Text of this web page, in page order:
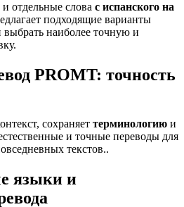
отдельные слова с испанского на
подходящие варианты
наиболее точную и
PROMT: точность
сохраняет терминологию и
и точные переводы для
текстов..
языки и